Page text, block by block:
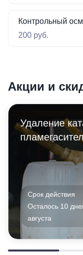
Контрольный
200 руб.
Акции и
Удаление
Срок действия
Осталось 10
августа